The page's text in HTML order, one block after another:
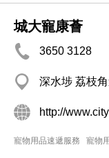
城大寵康薈
3650 3128
深水埗 荔枝
http://
寵物用品速遞服務 寵物